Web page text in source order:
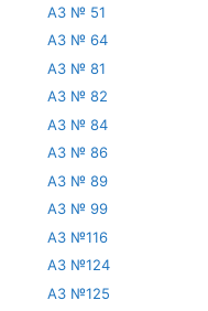
АЗ № 51
АЗ № 64
АЗ № 81
АЗ № 82
АЗ № 84
АЗ № 86
АЗ № 89
АЗ № 99
АЗ №116
АЗ №124
АЗ №125